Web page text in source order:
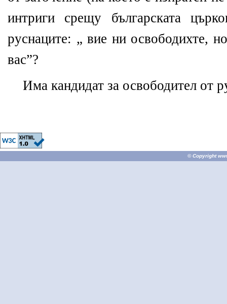
интриги срещу българската
руснаците: „ вие ни освободихте,
вас”?
Има кандидат за освободител от
© Copyright